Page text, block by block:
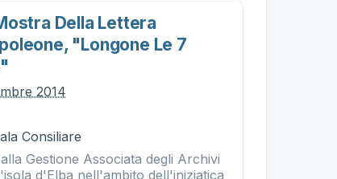
Della Lettera
"longone Le 7
2014
Consiliare
Gestione Associata degli Archivi
d'Elba nell'ambito dell'iniziatica